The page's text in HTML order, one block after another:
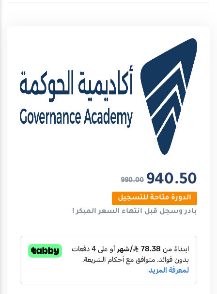
940.50
990.00
الدورة متاحة للتسجيل
بادر وسجل قبل انتهاء السعر المبكر!